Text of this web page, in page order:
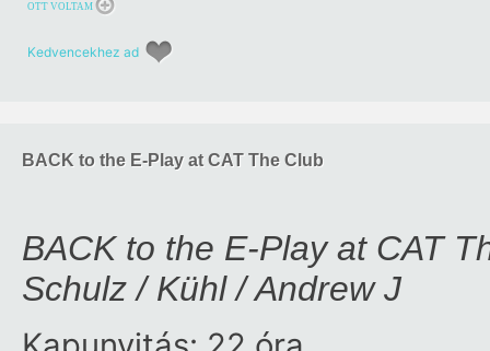
OTT VOLTAM
Kedvencekhez ad
BACK to the E-Play at CAT The Club
BACK to the E-Play at CAT
Schulz / Kühl / Andrew J